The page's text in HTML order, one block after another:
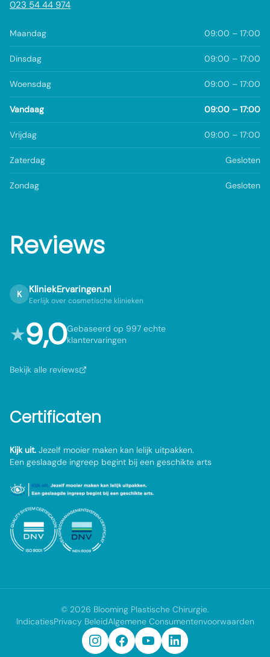
023 54 44 974
Maandag 09:00 – 17:00
Dinsdag 09:00 – 17:00
Woensdag 09:00 – 17:00
Vandaag 09:00 – 17:00
Vrijdag 09:00 – 17:00
Zaterdag Gesloten
Zondag Gesloten
Reviews
K KliniekErvaringen.nl
Eerlijk over cosmetische klinieken
★9,0Gebaseerd op 997 echte
klantervaringen
Bekijk alle reviews
Certificaten
Kijk uit. Jezelf mooier maken kan lelijk uitpakken.
Een geslaagde ingreep begint bij een geschikte arts
© 2026 Blooming Plastische Chirurgie.
IndicatiesPrivacy BeleidAlgemene Consumentenvoorwaarden